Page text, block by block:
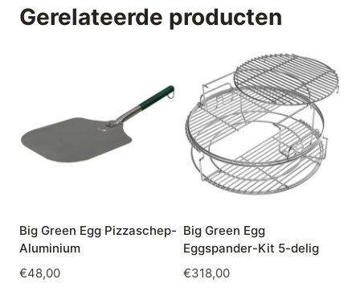
Gerelateerde producten
Big Green Egg Pizzaschep-
Aluminium
€48,00
Big Green Egg
Eggspander-Kit 5-delig
€318,00